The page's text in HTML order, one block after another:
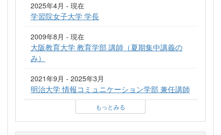
2025年4月 - 現在
学習院女子大学 学長
2009年8月 - 現在
大阪教育大学 教育学部 講師（夏期集中講義の
み）
2021年9月 - 2025年3月
明治大学 情報コミュニケーション学部 兼任講師
もっとみる